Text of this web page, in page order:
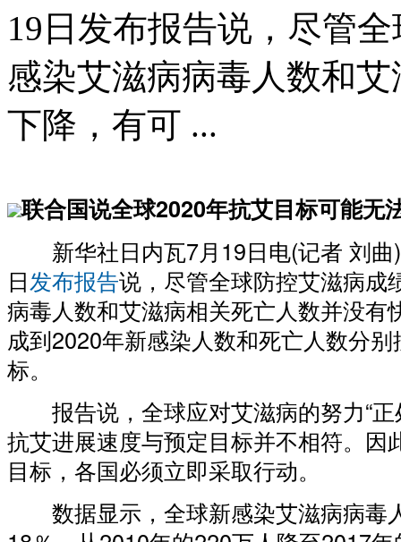
19日发布报告说，尽管
感染艾滋病病毒人数和
下降，有可 ...
联合国说全球2020年抗艾目标可能无
新华社日内瓦7月19日电(记者 刘曲
日发布报告说，尽管全球防控艾滋病成
病毒人数和艾滋病相关死亡人数并没有
成到2020年新感染人数和死亡人数分
标。
报告说，全球应对艾滋病的努力“正
抗艾进展速度与预定目标并不相符。因
目标，各国必须立即采取行动。
数据显示，全球新感染艾滋病病毒